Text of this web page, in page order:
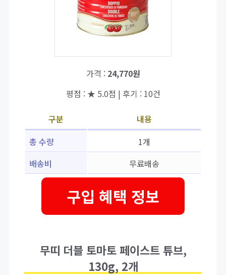
가격 : 24,770원
평점 : ★ 5.0점 | 후기 : 10건
구분
내용
총 수량
1개
배송비
무료배송
구입 혜택 정보
무띠 더블 토마토 페이스트 튜브,
130g, 2개